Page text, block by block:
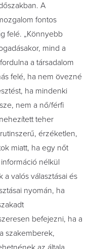
A
fontos
felé. „Könnyebb
mind a
a társadalom
felé, ha nem övezné
ha mindenki
nem a nő/férfi
teher
érzéketlen,
miatt, ha egy nőt
nélkül
valós választásai és
nyomán, ha
befejezni, ha a
szakemberek,